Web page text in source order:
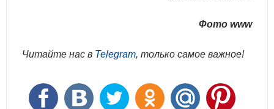
Фото www
Читайте нас в Telegram, только самое важное!